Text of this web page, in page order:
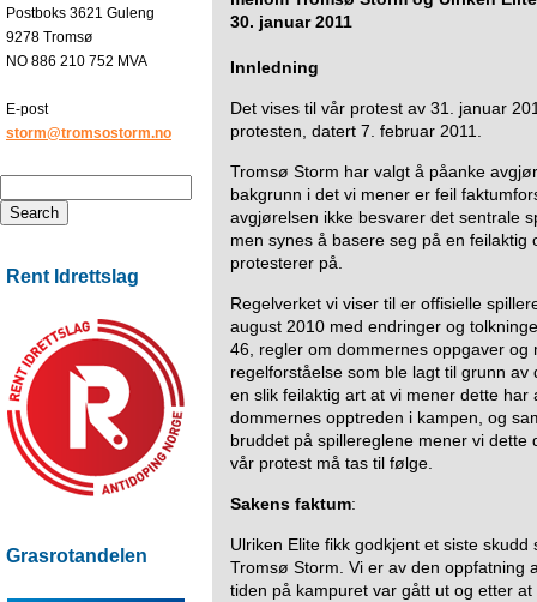
Postboks 3621 Guleng
9278 Tromsø
NO 886 210 752 MVA
E-post
storm@tromsostorm.no
Rent Idrettslag
Grasrotandelen
30. januar 2011
Innledning
Det vises til vår protest av 31. januar
protesten, datert 7. februar 2011.
Tromsø Storm har valgt å påanke
bakgrunn i det vi mener er feil
avgjørelsen ikke besvarer det sentrale
men synes å basere seg på en feilaktig
protesterer på.
Regelverket vi viser til er offisielle
august 2010 med endringer og
46, regler om dommernes oppgaver og
regelforståelse som ble lagt til grunn
en slik feilaktig art at vi mener dette
dommernes opptreden i kampen, og
bruddet på spillereglene mener vi
vår protest må tas til følge.
Sakens faktum:
Ulriken Elite fikk godkjent et siste
Tromsø Storm. Vi er av den oppfatning
tiden på kampuret var gått ut og etter